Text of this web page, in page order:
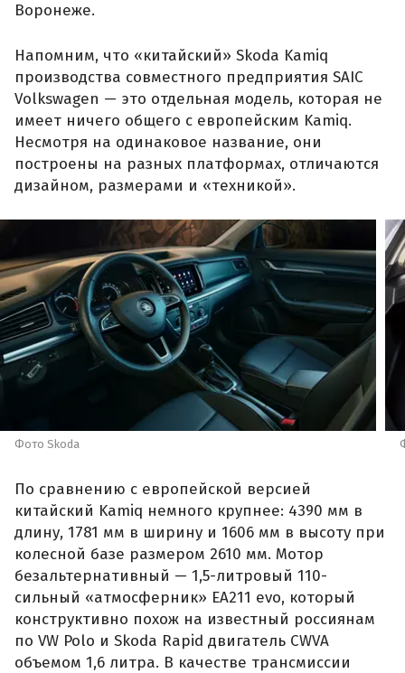
Воронеже.
Напомним, что «китайский» Skoda Kamiq
производства совместного предприятия SAIC
Volkswagen — это отдельная модель, которая не
имеет ничего общего с европейским Kamiq.
Несмотря на одинаковое название, они
построены на разных платформах, отличаются
дизайном, размерами и «техникой».
Фото Skoda
По сравнению с европейской версией
китайский Kamiq немного крупнее: 4390 мм в
длину, 1781 мм в ширину и 1606 мм в высоту при
колесной базе размером 2610 мм. Мотор
безальтернативный — 1,5-литровый 110-
сильный «атмосферник» ЕА211 evo, который
конструктивно похож на известный россиянам
по VW Polo и Skoda Rapid двигатель CWVA
объемом 1,6 литра. В качестве трансмиссии